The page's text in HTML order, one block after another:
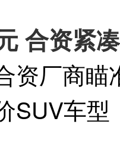
合资紧
资厂商
SUV车